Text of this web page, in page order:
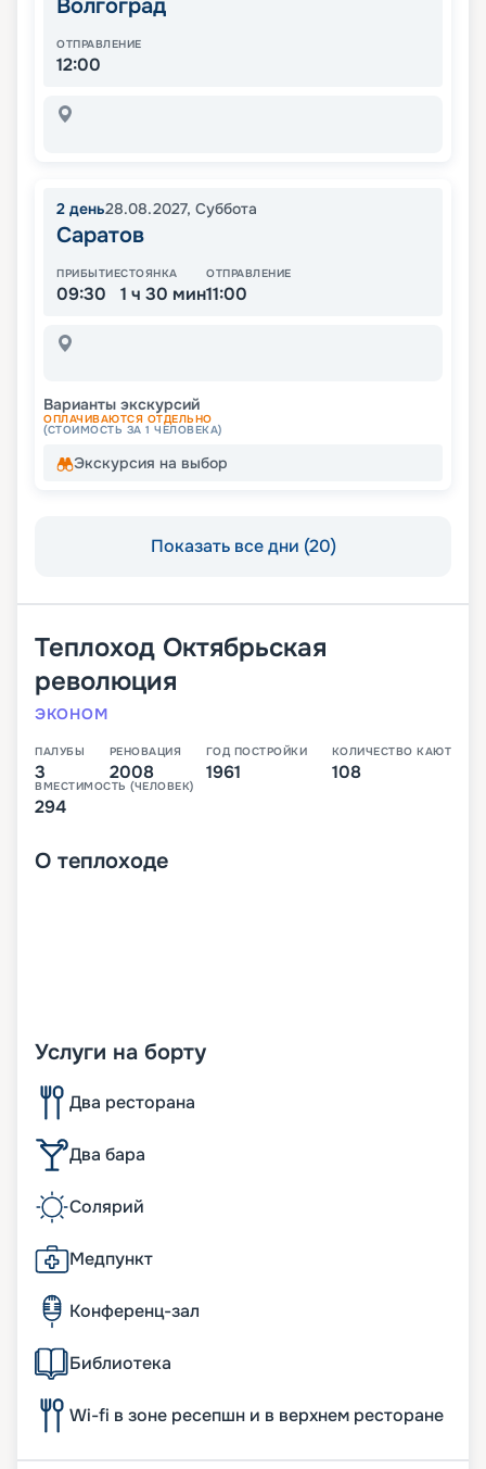
Волгоград
ОТПРАВЛЕНИЕ
12:00
2 день28.08.2027, Суббота
Саратов
ПРИБЫТИЕ
09:30
СТОЯНКА
1 ч 30 мин
ОТПРАВЛЕНИЕ
11:00
Варианты экскурсий
ОПЛАЧИВАЮТСЯ ОТДЕЛЬНО
(СТОИМОСТЬ ЗА 1 ЧЕЛОВЕКА)
Экскурсия на выбор
Показать все дни (20)
Теплоход Октябрьская
революция
ЭКОНОМ
ПАЛУБЫ
3
РЕНОВАЦИЯ
2008
ГОД ПОСТРОЙКИ
1961
КОЛИЧЕСТВО КАЮТ
108
ВМЕСТИМОСТЬ (ЧЕЛОВЕК)
294
О теплоходе
Услуги на борту
Два ресторана
Два бара
Солярий
Медпункт
Конференц-зал
Библиотека
Wi-fi в зоне ресепшн и в верхнем ресторане